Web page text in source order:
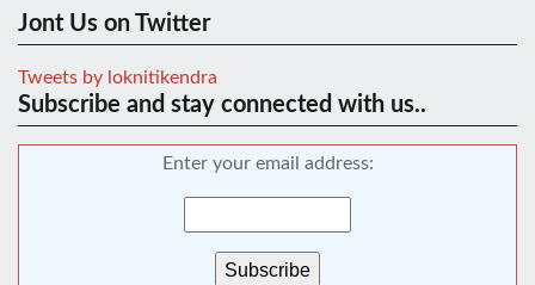
Jont Us on Twitter
Tweets by loknitikendra
Subscribe and stay connected with us..
Enter your email address: